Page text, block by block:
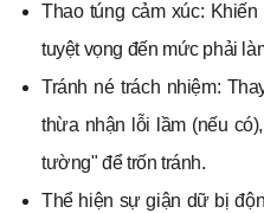
Thao túng cảm xúc:
tuyệt vọng đến mức phải
Tránh né trách nhiệm:
thừa nhận lỗi lầm (nếu
tường" để trốn tránh.
Thể hiện sự giận dữ bị